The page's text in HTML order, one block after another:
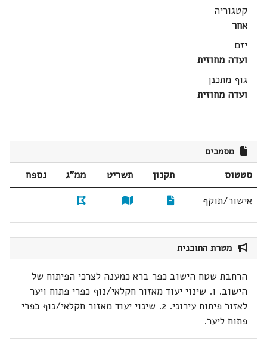
קטגוריה
אחר
יזם
ועדה מחוזית
גוף מתכנן
ועדה מחוזית
מסמכים
סטטוס תקנון תשריט ממ"ג
נספח
אישור/תוקף
מטרת התוכנית
הרחבת שטח הישוב כפר ברא כמענה לצרכי הפיתוח של
הישוב. 1. שינוי יעוד מאזור חקלאי/נוף כפרי פתוח ויער
לאזור פיתוח עירוני. 2. שינוי יעוד מאזור חקלאי/נוף כפרי
פתוח ליער.